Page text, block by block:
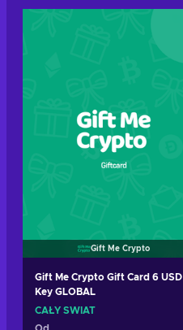
Dodaj do koszyka
Zobacz oferty
Gift Me Crypto
Gift Me Crypto Gift Card 6 USD
Key GLOBAL
CAŁY ŚWIAT